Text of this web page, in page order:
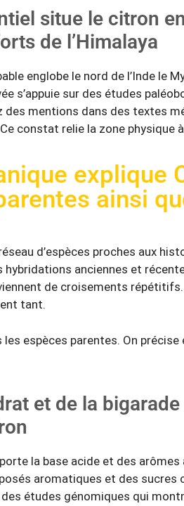
situe le citron
de l’Himalaya
englobe le nord de l’Inde le
s’appuie sur des études
des mentions dans des textes
constat relie la zone physique
explique
ainsi
d’espèces proches aux
anciennes et
de croisements
tant.
espèces parentes. On
et de la
la base acide et des arômes
aromatiques et des sucres
études génomiques qui